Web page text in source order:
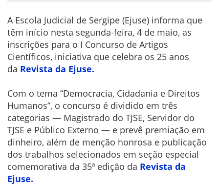
A Escola Judicial de Sergipe (Ejuse) informa que
têm início nesta segunda-feira, 4 de maio, as
inscrições para o I Concurso de Artigos
Científicos, iniciativa que celebra os 25 anos
da Revista da Ejuse.
Com o tema “Democracia, Cidadania e Direitos
Humanos”, o concurso é dividido em três
categorias — Magistrado do TJSE, Servidor do
TJSE e Público Externo — e prevê premiação em
dinheiro, além de menção honrosa e publicação
dos trabalhos selecionados em seção especial
comemorativa da 35ª edição da Revista da
Ejuse.